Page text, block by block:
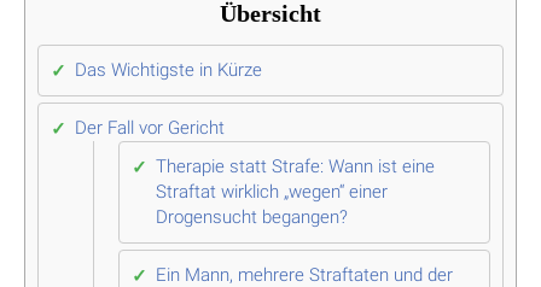
Übersicht
Das Wichtigste in Kürze
Der Fall vor Gericht
Therapie statt Strafe: Wann ist eine
Straftat wirklich „wegen“ einer
Drogensucht begangen?
Ein Mann, mehrere Straftaten und der